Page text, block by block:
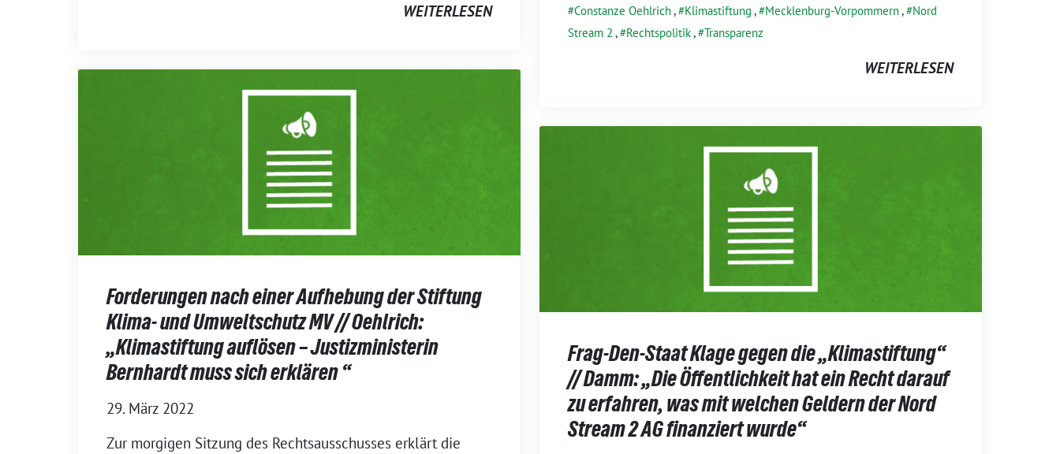
WEITERLESEN
Constanze Oehlrich, Klimastiftung , Mecklenburg-Vorpommern,
Nord
Stream 2 , Rechtspolitik, Transparenz
WEITERLESEN
Forderungen nach einer Aufhebung der Stiftung
Klima- und Umweltschutz MV // Oehlrich:
„Klimastiftung auflösen – Justizministerin
Bernhardt muss sich erklären “
29. März 2022
Zur morgigen Sitzung des Rechtsausschusses erklärt die
Frag-Den-Staat Klage gegen die „Klimastiftung“
// Damm: „Die Öffentlichkeit hat ein Recht darauf
zu erfahren, was mit welchen Geldern der Nord
Stream 2 AG finanziert wurde“